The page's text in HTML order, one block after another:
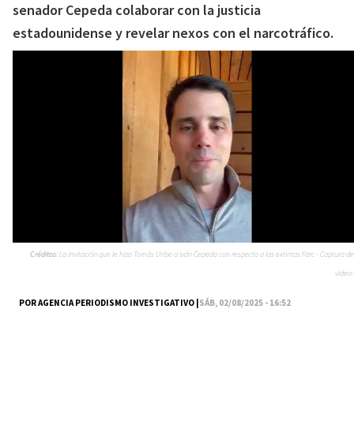
senador Cepeda colaborar con la justicia
estadounidense y revelar nexos con el narcotráfico.
POR AGENCIA PERIODISMO INVESTIGATIVO |SÁB, 02/08/2025 - 16:52
Créditos:La invitación que le hizo Tomás Uribe a Iván Cepeda con respecto a las extintas Farc - Captura de
video-